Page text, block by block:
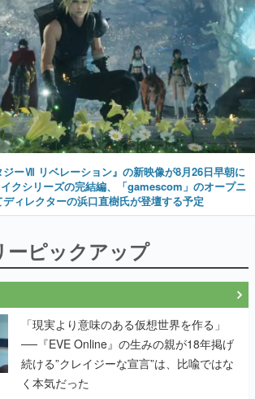
ジーⅦ リベレーション』の新映像が8月26日早朝に
クシリーズの完結編、「gamescom」のオープニ
ィレクターの浜口直樹氏が登壇する予定
ーピックアップ
「現実より意味のある仮想世界を作る」
──『EVE Online』の生みの親が18年掲げ
続ける”クレイジーな宣言”は、比喩ではな
く本気だった